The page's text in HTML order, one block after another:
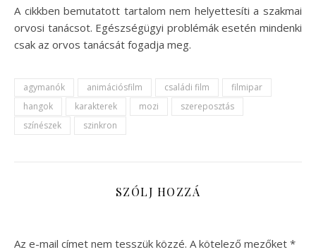
A cikkben bemutatott tartalom nem helyettesíti a szakmai
orvosi tanácsot. Egészségügyi problémák esetén mindenki
csak az orvos tanácsát fogadja meg.
agymanók animációsfilm családi film
filmipar
hangok
karakterek mozi
szereposztás
színészek
szinkron
SZÓLJ HOZZÁ
Az e-mail címet nem tesszük közzé. A kötelező mezőket *